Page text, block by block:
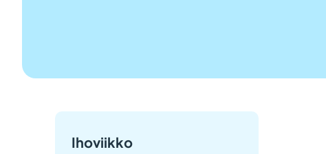
Ihoviikko